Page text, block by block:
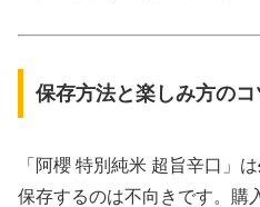
保存方法と楽しみ方のコ
「阿櫻 特別純米 超旨辛口」は
保存するのは不向きです。購